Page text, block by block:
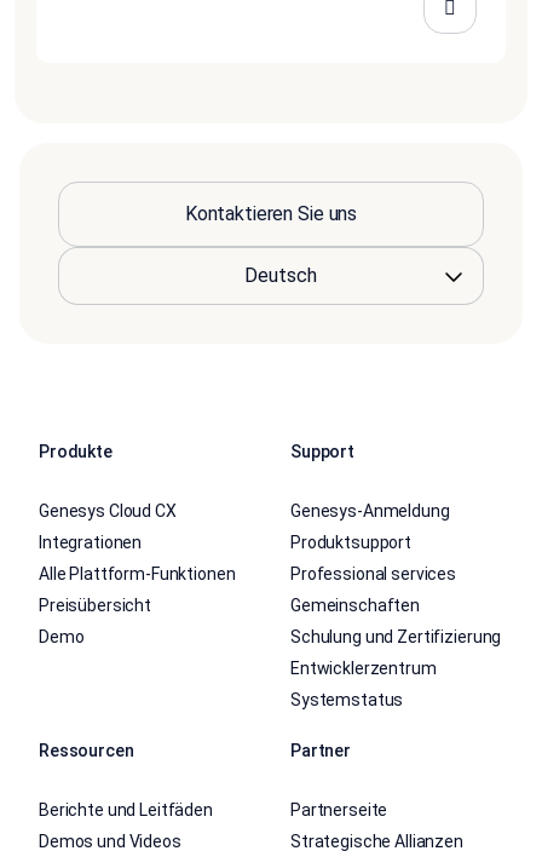
Kontaktieren Sie uns
Produkte
Genesys Cloud CX
Integrationen
Alle Plattform-Funktionen
Preisübersicht
Demo
Support
Genesys-Anmeldung
Produktsupport
Professional services
Gemeinschaften
Schulung und Zertifizierung
Entwicklerzentrum
Systemstatus
Ressourcen
Berichte und Leitfäden
Demos und Videos
Partner
Partnerseite
Strategische Allianzen